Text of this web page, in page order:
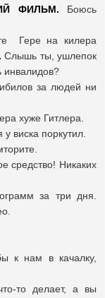
ФИЛЬМ. Боюсь
Гере на килера
Слышь ты, ушлепок
инвалидов?
за людей ни
хуже Гитлера.
виска поркутил.
средство! Никаких
за три дня.
к нам в качалку,
то делает, а вы